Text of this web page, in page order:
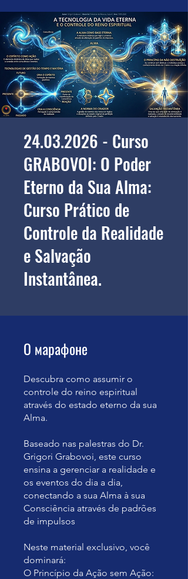
24.03.2026 - Curso
GRABOVOI: O Poder
Eterno da Sua Alma:
Curso Prático de
Controle da Realidade
e Salvação
Instantânea.
О марафоне
Descubra como assumir o
controle do reino espiritual
através do estado eterno da sua
Alma.
Baseado nas palestras do Dr.
Grigori Grabovoi, este curso
ensina a gerenciar a realidade e
os eventos do dia a dia,
conectando a sua Alma à sua
Consciência através de padrões
de impulsos
Neste material exclusivo, você
dominará:
O Princípio da Ação sem Ação: